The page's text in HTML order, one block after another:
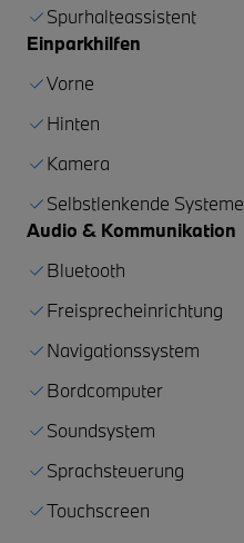
Spurhalteassistent
Einparkhilfen
Vorne
Hinten
Kamera
Selbstlenkende Systeme
Audio & Kommunikation
Bluetooth
Freisprecheinrichtung
Navigationssystem
Bordcomputer
Soundsystem
Sprachsteuerung
Touchscreen